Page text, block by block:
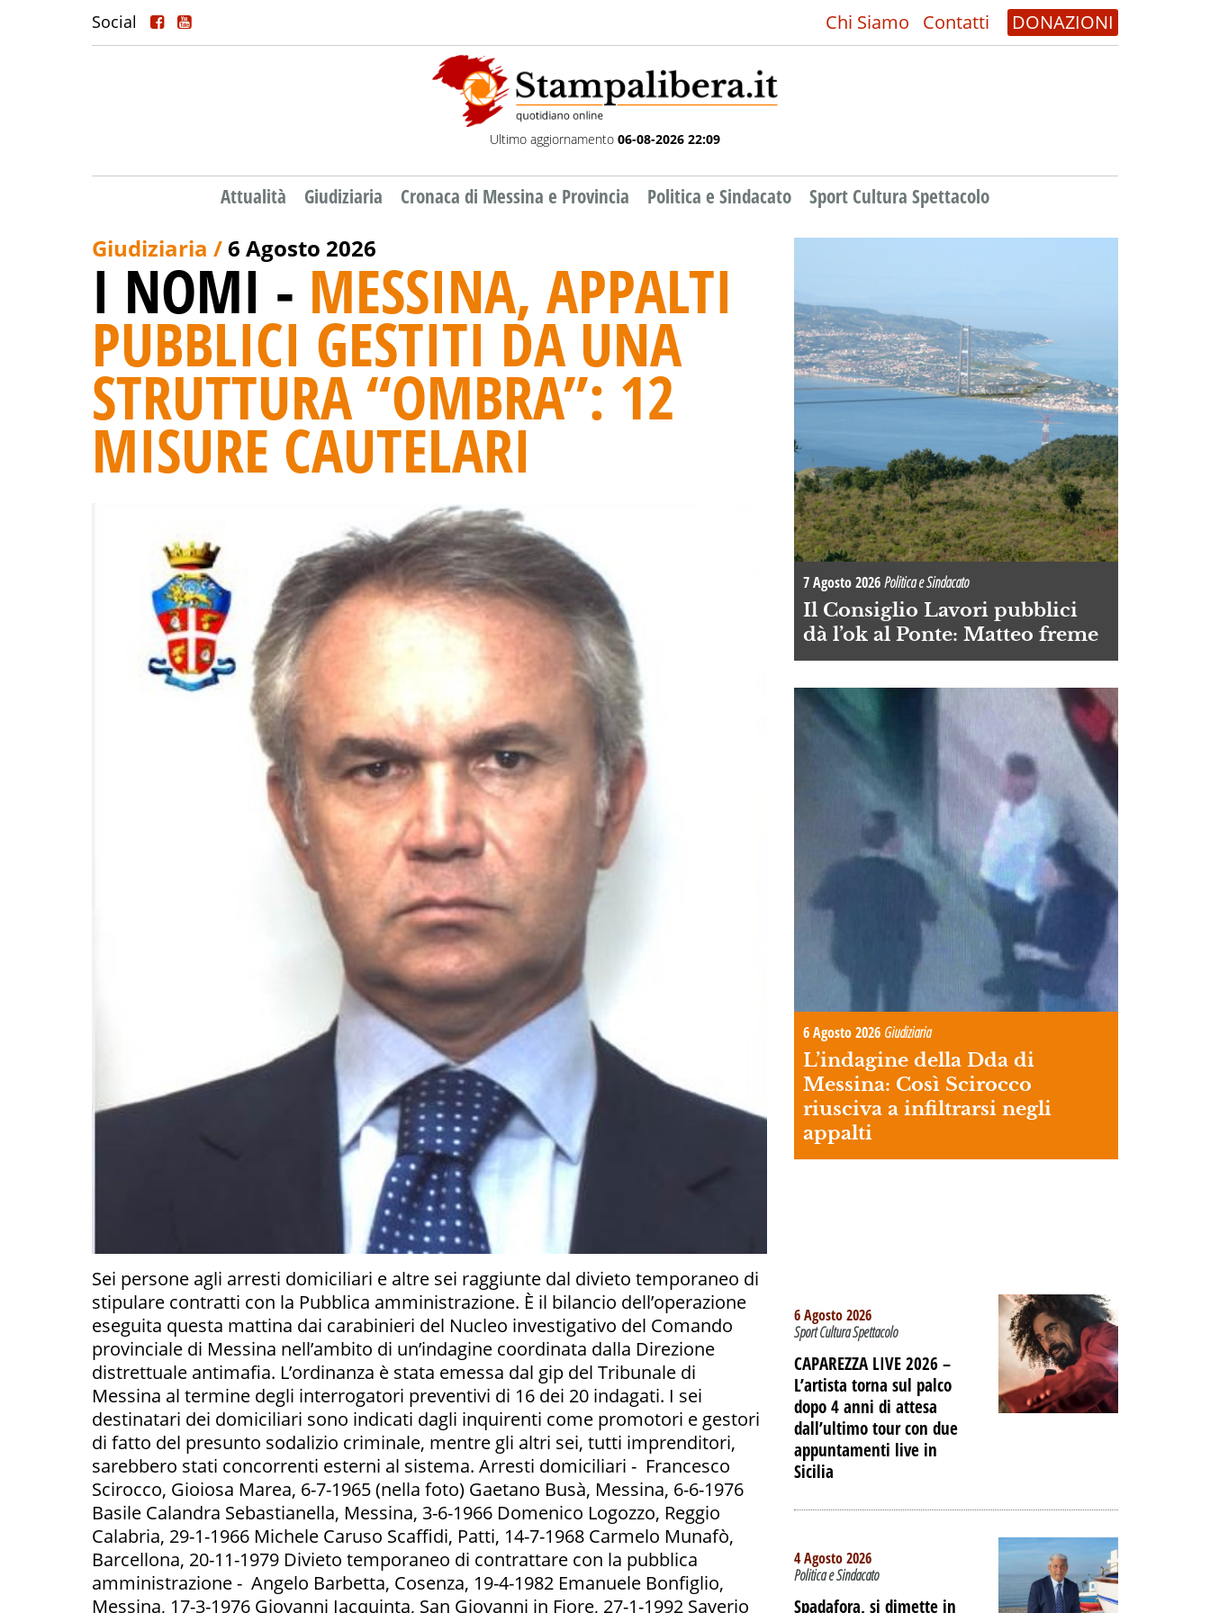
Social Chi Siamo Contatti DONAZIONI
Ultimo aggiornamento 06-08-2026 22:09
Attualità Giudiziaria Cronaca di Messina e Provincia Politica e Sindacato Sport Cultura Spettacolo
Giudiziaria /6 Agosto 2026
I NOMI - MESSINA, APPALTI
PUBBLICI GESTITI DA UNA
STRUTTURA “OMBRA”: 12
MISURE CAUTELARI
Sei persone agli arresti domiciliari e altre sei raggiunte dal divieto temporaneo di
stipulare contratti con la Pubblica amministrazione. È il bilancio dell’operazione
eseguita questa mattina dai carabinieri del Nucleo investigativo del Comando
provinciale di Messina nell’ambito di un’indagine coordinata dalla Direzione
distrettuale antimafia. L’ordinanza è stata emessa dal gip del Tribunale di
Messina al termine degli interrogatori preventivi di 16 dei 20 indagati. I sei
destinatari dei domiciliari sono indicati dagli inquirenti come promotori e gestori
di fatto del presunto sodalizio criminale, mentre gli altri sei, tutti imprenditori,
sarebbero stati concorrenti esterni al sistema. Arresti domiciliari - Francesco
Scirocco, Gioiosa Marea, 6-7-1965 (nella foto) Gaetano Busà, Messina, 6-6-1976
Basile Calandra Sebastianella, Messina, 3-6-1966 Domenico Logozzo, Reggio
Calabria, 29-1-1966 Michele Caruso Scaffidi, Patti, 14-7-1968 Carmelo Munafò,
Barcellona, 20-11-1979 Divieto temporaneo di contrattare con la pubblica
amministrazione - Angelo Barbetta, Cosenza, 19-4-1982 Emanuele Bonfiglio,
Messina, 17-3-1976 Giovanni Iacquinta, San Giovanni in Fiore, 27-1-1992 Saverio
7 Agosto 2026Politica e Sindacato
Il Consiglio Lavori pubblici
dà l’ok al Ponte: Matteo freme
6 Agosto 2026 Giudiziaria
L’indagine della Dda di
Messina: Così Scirocco
riusciva a infiltrarsi negli
appalti
6 Agosto 2026
Sport Cultura Spettacolo
CAPAREZZA LIVE 2026 –
L’artista torna sul palco
dopo 4 anni di attesa
dall’ultimo tour con due
appuntamenti live in
Sicilia
4 Agosto 2026
Politica e Sindacato
Spadafora, si dimette in